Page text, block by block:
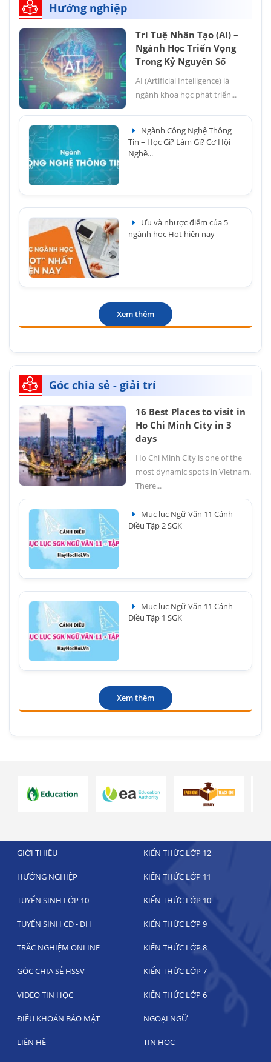
Hướng nghiệp
Trí Tuệ Nhân Tạo (AI) –
Ngành Học Triển Vọng
Trong Kỷ Nguyên Số
AI (Artificial Intelligence) là
ngành khoa học phát triển...
Ngành Công Nghệ Thông
Tin – Học Gì? Làm Gì? Cơ Hội
Nghề...
Ưu và nhược điểm của 5
ngành học Hot hiện nay
Xem thêm
Góc chia sẻ - giải trí
16 Best Places to visit in
Ho Chi Minh City in 3
days
Ho Chi Minh City is one of the
most dynamic spots in Vietnam.
There...
Mục lục Ngữ Văn 11 Cánh
Diều Tập 2 SGK
Mục lục Ngữ Văn 11 Cánh
Diều Tập 1 SGK
Xem thêm
GIỚI THIỆU KIẾN THỨC LỚP 12
HƯỚNG NGHIỆP KIẾN THỨC LỚP 11
TUYỂN SINH LỚP 10 KIẾN THỨC LỚP 10
TUYỂN SINH CĐ - ĐH KIẾN THỨC LỚP 9
TRẮC NGHIỆM ONLINE KIẾN THỨC LỚP 8
GÓC CHIA SẺ HSSV KIẾN THỨC LỚP 7
VIDEO TIN HỌC KIẾN THỨC LỚP 6
ĐIỀU KHOẢN BẢO MẬT NGOẠI NGỮ
LIÊN HỆ TIN HỌC